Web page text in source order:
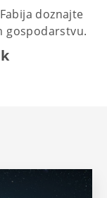
doznajte
gospodarstvu.